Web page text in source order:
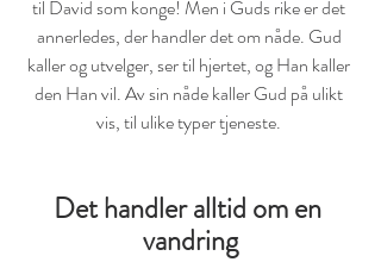
til David som konge! Men i Guds rike er det
annerledes, der handler det om nåde. Gud
kaller og utvelger, ser til hjertet, og Han kaller
den Han vil. Av sin nåde kaller Gud på ulikt
vis, til ulike typer tjeneste.
Det handler alltid om en
vandring